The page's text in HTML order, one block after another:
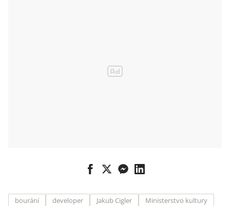
bourání developer Jakub Cigler
Ministerstvo kultury